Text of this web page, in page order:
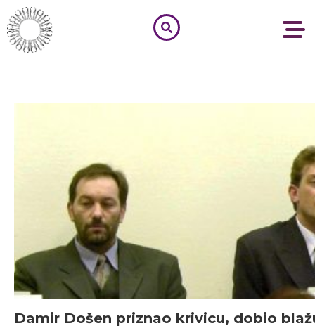
Damir Došen priznao krivicu, dobio